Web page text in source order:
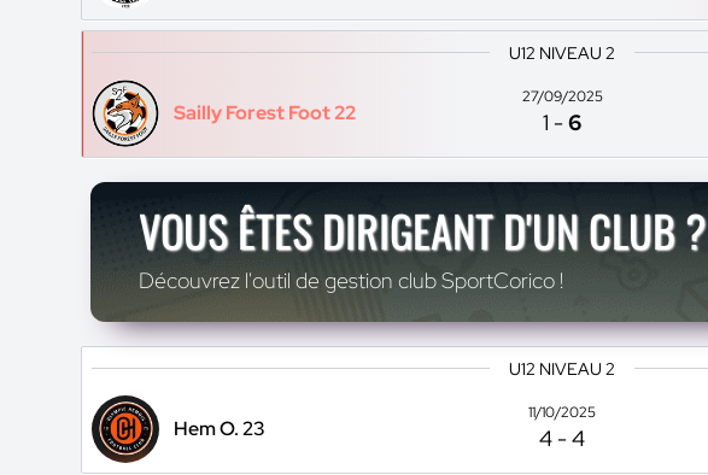
U12 NIVEAU 2
Sailly Forest Foot 22
27/09/2025
1 -6
VOUS ÊTES DIRIGEANT D'UN CLUB ?
Découvrez l'outil de gestion club SportCorico !
U12 NIVEAU 2
Hem O. 23
11/10/2025
4 -4